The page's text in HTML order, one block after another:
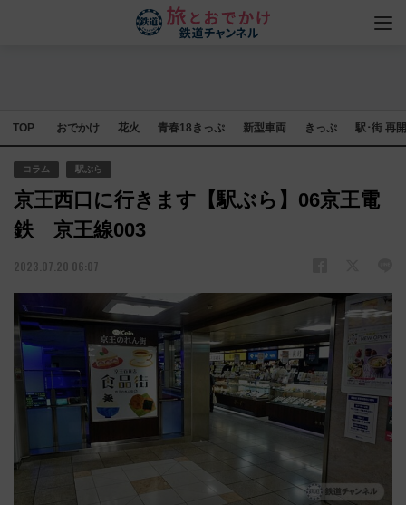
TOP おでかけ 花火 青春18きっぷ 新型車両 きっぷ 駅･街 再
コラム 駅ぶら
京王西口に行きます【駅ぶら】06京王電
鉄 京王線003
2023.07.20 06:07